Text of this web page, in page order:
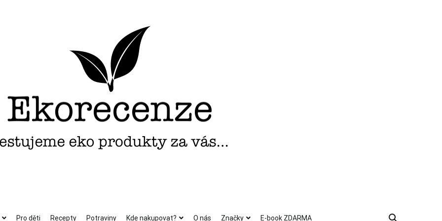
Pro děti Recepty Potraviny Kde nakupovat? O nás Značky E-book ZDARMA